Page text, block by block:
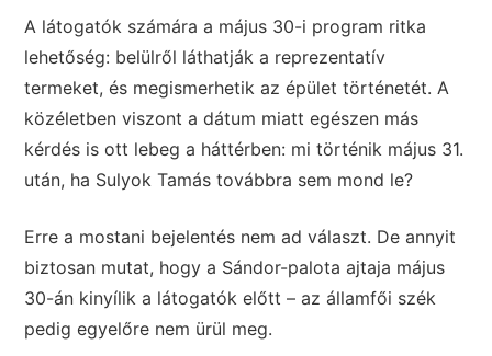
A látogatók számára a május 30-i program ritka
lehetőség: belülről láthatják a reprezentatív
termeket, és megismerhetik az épület történetét. A
közéletben viszont a dátum miatt egészen más
kérdés is ott lebeg a háttérben: mi történik május 31.
után, ha Sulyok Tamás továbbra sem mond le?
Erre a mostani bejelentés nem ad választ. De annyit
biztosan mutat, hogy a Sándor-palota ajtaja május
30-án kinyílik a látogatók előtt – az államfői szék
pedig egyelőre nem ürül meg.